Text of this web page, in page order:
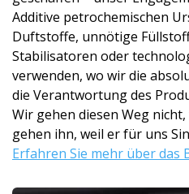
Additive petrochemischen
Duftstoffe, unnötige
Stabilisatoren oder
verwenden, wo wir die
die Verantwortung des
Wir gehen diesen Weg
gehen ihn, weil er für uns
Erfahren Sie mehr über das